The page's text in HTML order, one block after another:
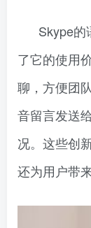
Skype的
了它的使用
聊，方便团
音留言发送
况。这些创
还为用户带